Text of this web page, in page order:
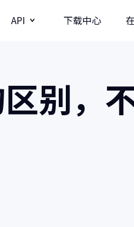
长录屏工具
录制方式/直播录制/课程模板
API
牛学长图片增强API
下载中心
别，